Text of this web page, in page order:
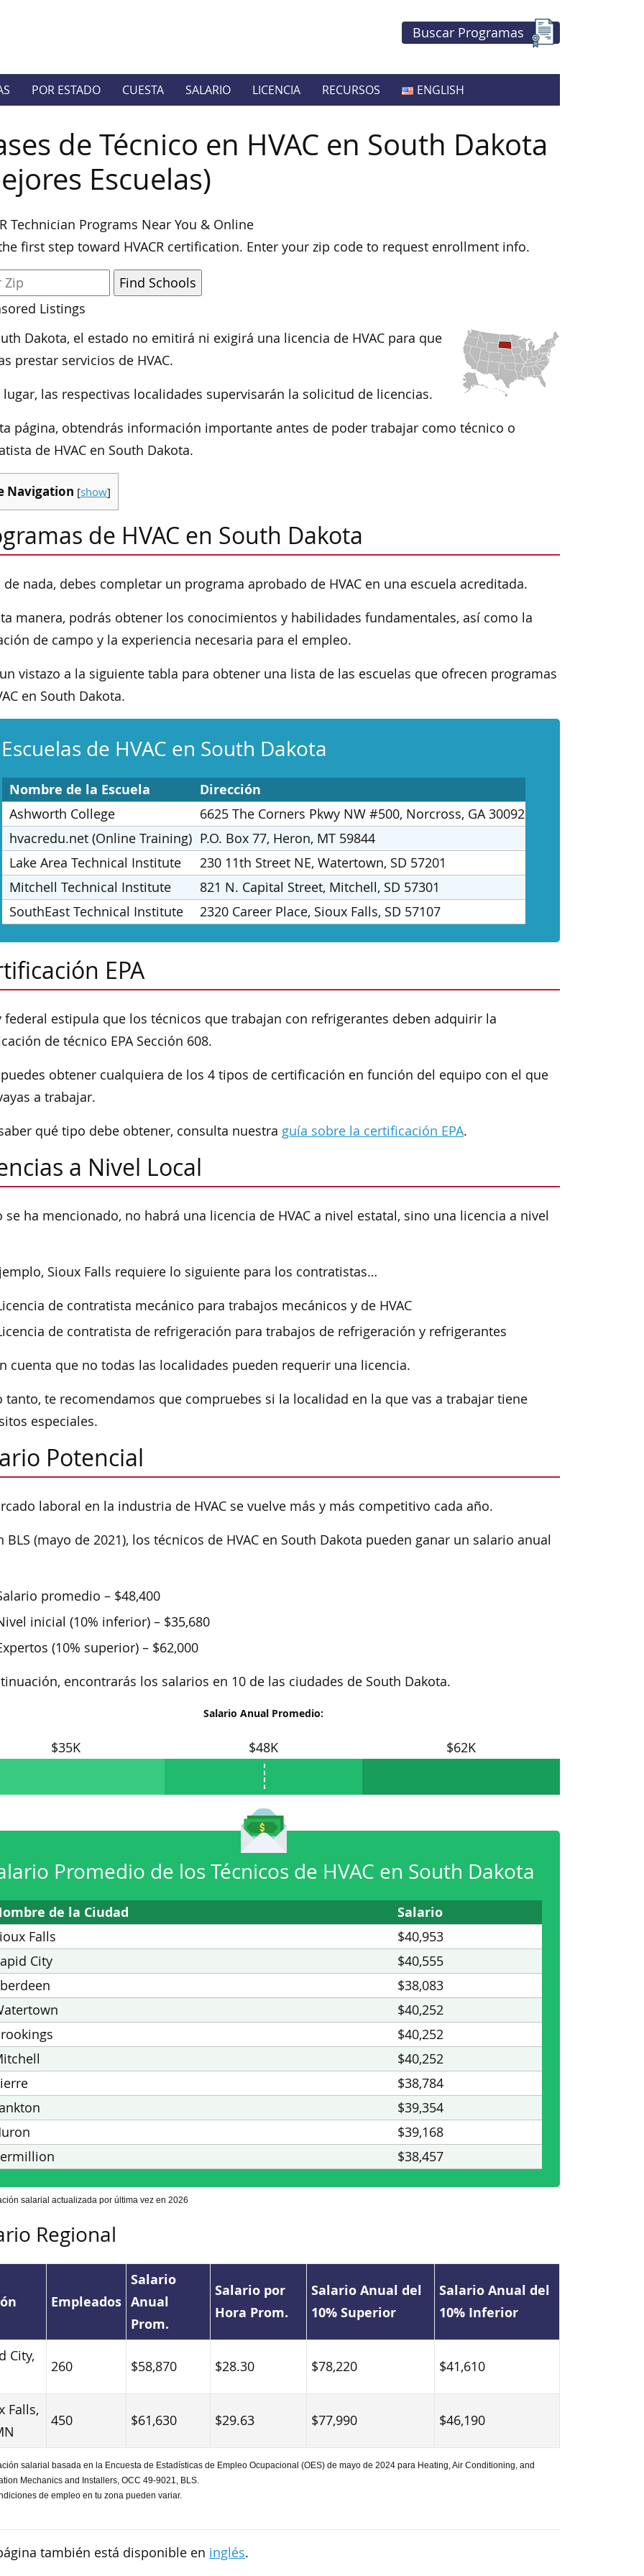
Buscar Programas
POR ESTADO CUESTA SALARIO LICENCIA RECURSOS ENGLISH
de Técnico en HVAC en South Dakota
Escuelas)
Technician Programs Near You & Online
first step toward HVACR certification. Enter your zip code to request enrollment info.
Listings
Dakota, el estado no emitirá ni exigirá una licencia de HVAC para que
prestar servicios de HVAC.
lugar, las respectivas localidades supervisarán la solicitud de licencias.
página, obtendrás información importante antes de poder trabajar como técnico o
de HVAC en South Dakota.
Navigation [show]
de HVAC en South Dakota
de nada, debes completar un programa aprobado de HVAC en una escuela acreditada.
manera, podrás obtener los conocimientos y habilidades fundamentales, así como la
de campo y la experiencia necesaria para el empleo.
vistazo a la siguiente tabla para obtener una lista de las escuelas que ofrecen programas
en South Dakota.
de HVAC en South Dakota
Nombre de la Escuela Dirección
Ashworth College
6625 The Corners Pkwy NW #500, Norcross, GA 30092
hvacredu.net (Online Training) P.O. Box 77, Heron, MT 59844
Lake Area Technical Institute
230 11th Street NE, Watertown, SD 57201
Mitchell Technical Institute
821 N. Capital Street, Mitchell, SD 57301
SouthEast Technical Institute
2320 Career Place, Sioux Falls, SD 57107
EPA
federal estipula que los técnicos que trabajan con refrigerantes deben adquirir la
de técnico EPA Sección 608.
obtener cualquiera de los 4 tipos de certificación en función del equipo con el que
a trabajar.
qué tipo debe obtener, consulta nuestra guía sobre la certificación EPA.
a Nivel Local
se ha mencionado, no habrá una licencia de HVAC a nivel estatal, sino una licencia a nivel
Sioux Falls requiere lo siguiente para los contratistas…
de contratista mecánico para trabajos mecánicos y de HVAC
de contratista de refrigeración para trabajos de refrigeración y refrigerantes
cuenta que no todas las localidades pueden requerir una licencia.
tanto, te recomendamos que compruebes si la localidad en la que vas a trabajar tiene
especiales.
Potencial
laboral en la industria de HVAC se vuelve más y más competitivo cada año.
BLS (mayo de 2021), los técnicos de HVAC en South Dakota pueden ganar un salario anual
promedio – $48,400
inicial (10% inferior) – $35,680
(10% superior) – $62,000
encontrarás los salarios en 10 de las ciudades de South Dakota.
Salario Anual Promedio:
$35K $48K $62K
Promedio de los Técnicos de HVAC en South Dakota
de la Ciudad Salario
Falls
$40,953
City
$40,555
$38,083
$40,252
$40,252
$40,252
$38,784
$39,354
$39,168
$38,457
salarial actualizada por última vez en 2026
Regional
Empleados
Salario
Anual
Prom.
Salario por
Hora Prom.
Salario Anual del
10% Superior
Salario Anual del
10% Inferior
City,
260 $58,870 $28.30 $78,220 $41,610
Falls,
450 $61,630 $29.63 $77,990 $46,190
salarial basada en la Encuesta de Estadísticas de Empleo Ocupacional (OES) de mayo de 2024 para Heating, Air Conditioning, and
Mechanics and Installers, OCC 49-9021, BLS.
de empleo en tu zona pueden variar.
también está disponible en inglés.